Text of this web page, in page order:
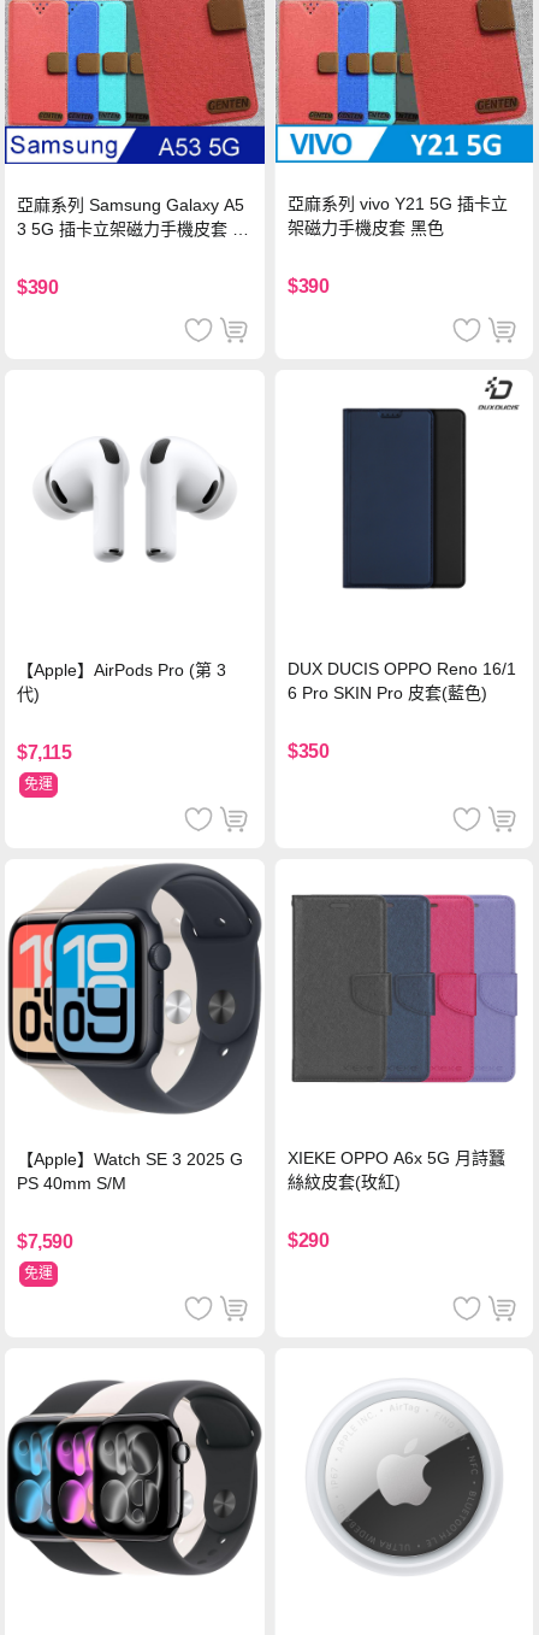
亞麻系列 Samsung Galaxy A5
3 5G 插卡立架磁力手機皮套 藍
$390
亞麻系列 vivo Y21 5G 插卡立
架磁力手機皮套 黑色
$390
【Apple】AirPods Pro (第 3
代)
$7,115
免運
DUX DUCIS OPPO Reno 16/1
6 Pro SKIN Pro 皮套(藍色)
$350
【Apple】Watch SE 3 2025 G
PS 40mm S/M
$7,590
免運
XIEKE OPPO A6x 5G 月詩蠶
絲紋皮套(玫紅)
$290